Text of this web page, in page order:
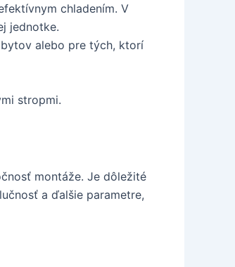
chladením. V
jednotke.
alebo pre tých, ktorí
stropmi.
montáže. Je dôležité
a ďalšie parametre,